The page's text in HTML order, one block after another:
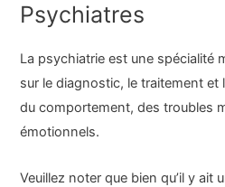
Psychiatres
La psychiatrie est une spécialité
sur le diagnostic, le traitement
du comportement, des troubles
émotionnels.
Veuillez noter que bien qu’il y ait